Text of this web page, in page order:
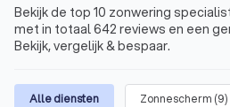
Bekijk de top 10 zonwering
met in totaal 642 reviews en een
Bekijk, vergelijk & bespaar.
Alle diensten Zonnescherm (9)